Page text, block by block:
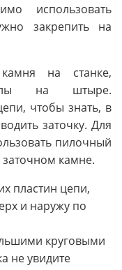
использовать
закрепить на
на станке,
на штыре.
чтобы знать, в
заточку. Для
пилочный
камне.
пластин цепи,
и наружу по
круговыми
не увидите